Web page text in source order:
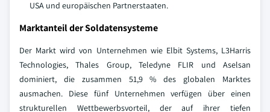
USA und europäischen Partnerstaaten.
Marktanteil der Soldatensysteme
Der Markt wird von Unternehmen wie Elbit Systems, L3Harris
Technologies, Thales Group, Teledyne FLIR und Aselsan
dominiert, die zusammen 51,9 % des globalen Marktes
ausmachen. Diese fünf Unternehmen verfügen über einen
strukturellen Wettbewerbsvorteil, der auf ihrer tiefen